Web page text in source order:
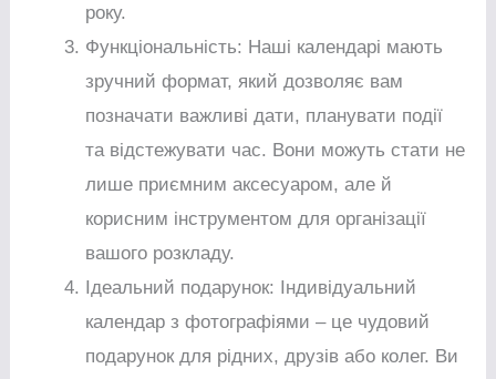
року.
Функціональність: Наші календарі мають
зручний формат, який дозволяє вам
позначати важливі дати, планувати події
та відстежувати час. Вони можуть стати не
лише приємним аксесуаром, але й
корисним інструментом для організації
вашого розкладу.
Ідеальний подарунок: Індивідуальний
календар з фотографіями – це чудовий
подарунок для рідних, друзів або колег. Ви